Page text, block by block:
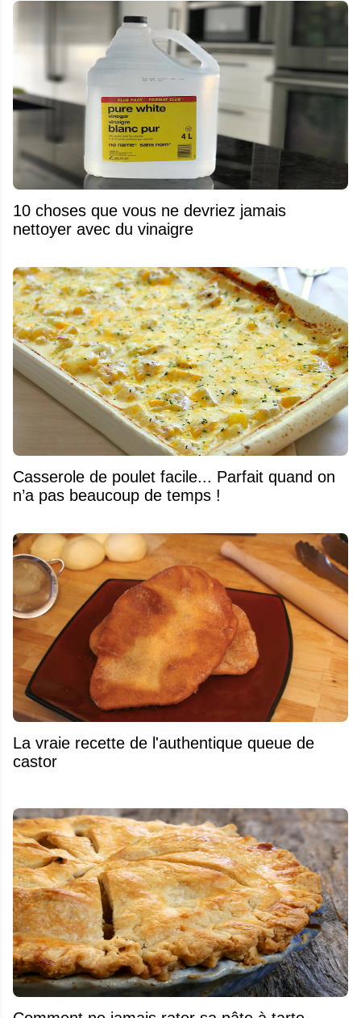
10 choses que vous ne devriez jamais
nettoyer avec du vinaigre
Casserole de poulet facile... Parfait quand on
n’a pas beaucoup de temps !
La vraie recette de l'authentique queue de
castor